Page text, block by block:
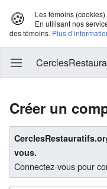
🍪
Les témoins
En utilisant nos
des témoins. Plus
Créer un
vous.
Connectez-vous pour